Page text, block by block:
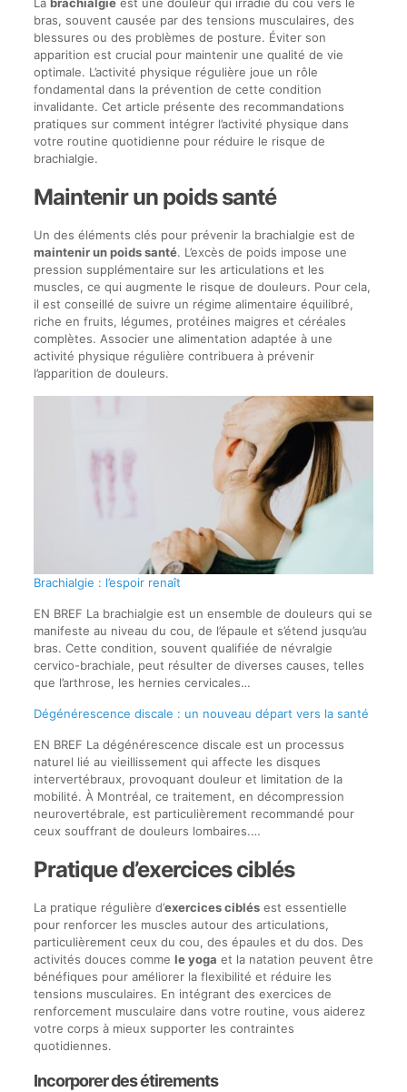
bras, souvent causée par des tensions musculaires, des
blessures ou des problèmes de posture. Éviter son
apparition est crucial pour maintenir une qualité de vie
optimale. L’activité physique régulière joue un rôle
fondamental dans la prévention de cette condition
invalidante. Cet article présente des recommandations
pratiques sur comment intégrer l’activité physique dans
votre routine quotidienne pour réduire le risque de
brachialgie.
Maintenir un poids santé
Un des éléments clés pour prévenir la brachialgie est de
maintenir un poids santé. L’excès de poids impose une
pression supplémentaire sur les articulations et les
muscles, ce qui augmente le risque de douleurs. Pour cela,
il est conseillé de suivre un régime alimentaire équilibré,
riche en fruits, légumes, protéines maigres et céréales
complètes. Associer une alimentation adaptée à une
activité physique régulière contribuera à prévenir
l’apparition de douleurs.
Brachialgie : l’espoir renaît
EN BREF La brachialgie est un ensemble de douleurs qui se
manifeste au niveau du cou, de l’épaule et s’étend jusqu’au
bras. Cette condition, souvent qualifiée de névralgie
cervico-brachiale, peut résulter de diverses causes, telles
que l’arthrose, les hernies cervicales…
Dégénérescence discale : un nouveau départ vers la santé
EN BREF La dégénérescence discale est un processus
naturel lié au vieillissement qui affecte les disques
intervertébraux, provoquant douleur et limitation de la
mobilité. À Montréal, ce traitement, en décompression
neurovertébrale, est particulièrement recommandé pour
ceux souffrant de douleurs lombaires.…
Pratique d’exercices ciblés
La pratique régulière d’exercices ciblésest essentielle
pour renforcer les muscles autour des articulations,
particulièrement ceux du cou, des épaules et du dos. Des
activités douces comme le yoga et la natation peuvent être
bénéfiques pour améliorer la flexibilité et réduire les
tensions musculaires. En intégrant des exercices de
renforcement musculaire dans votre routine, vous aiderez
votre corps à mieux supporter les contraintes
quotidiennes.
Incorporer des étirements